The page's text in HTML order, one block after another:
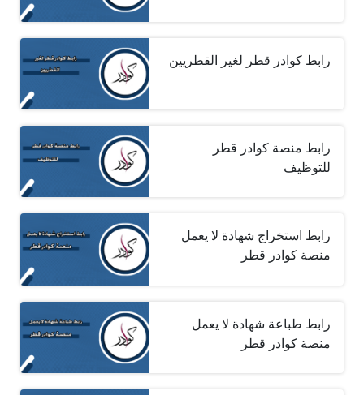
رابط كوادر قطر لغير القطريين
رابط منصة كوادر قطر
للتوظيف
رابط استخراج شهادة لا يعمل
منصة كوادر قطر
رابط طباعة شهادة لا يعمل
منصة كوادر قطر‎